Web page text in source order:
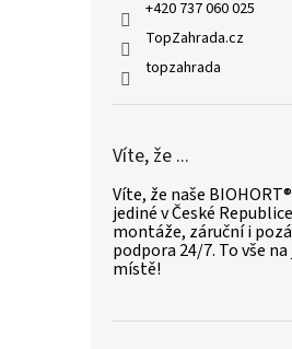
+420 737 060 025
TopZahrada.cz
topzahrada
Víte, že ...
Víte, že naše
jediné v České
montáže, záruční i
podpora 24/7. To vše
místě!